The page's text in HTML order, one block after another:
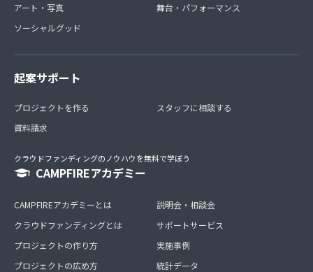
アート・写真
ソーシャルグッド
舞台・パフォーマンス
起案サポート
プロジェクトを作る
資料請求
スタッフに相談する
クラウドファンディングのノウハウを無料で学ぼう
CAMPFIREアカデミー
CAMPFIREアカデミーとは
クラウドファンディングとは
プロジェクトの作り方
プロジェクトの広め方
説明会・相談会
サポートサービス
実施事例
統計データ